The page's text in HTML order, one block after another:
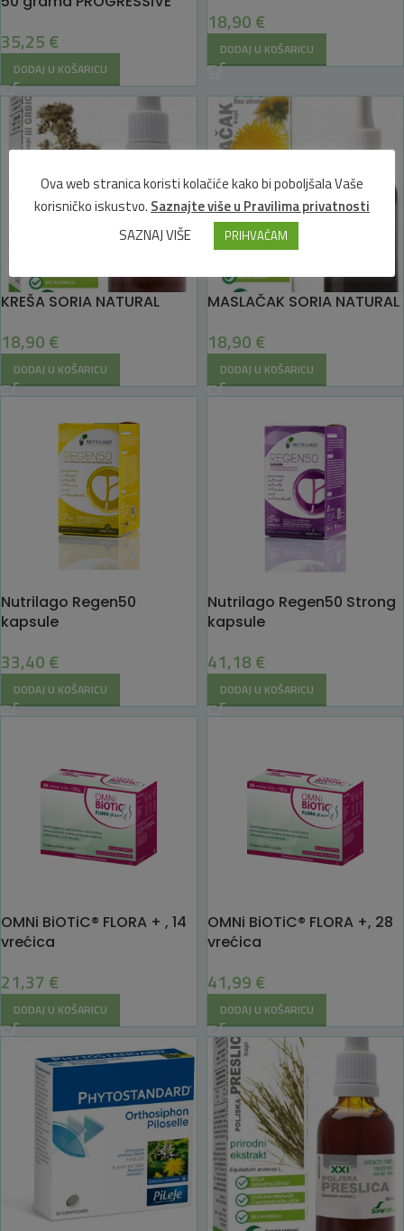
35,25 €
DODAJ U KOŠARICU
18,90 €
DODAJ U KOŠARICU
KREŠA SORIA NATURAL
18,90 €
DODAJ U KOŠARICU
MASLAČAK SORIA NATURAL
18,90 €
DODAJ U KOŠARICU
Nutrilago Regen50
kapsule
33,40 €
DODAJ U KOŠARICU
Nutrilago Regen50 Strong
kapsule
41,18 €
DODAJ U KOŠARICU
OMNi BiOTiC® FLORA + , 14
vrećica
21,37 €
DODAJ U KOŠARICU
OMNi BiOTiC® FLORA +, 28
vrećica
41,99 €
DODAJ U KOŠARICU
Ova web stranica koristi kolačiće kako bi poboljšala Vaše
korisničko iskustvo. Saznajte više u Pravilima privatnosti
SAZNAJ VIŠE
PRIHVAĆAM